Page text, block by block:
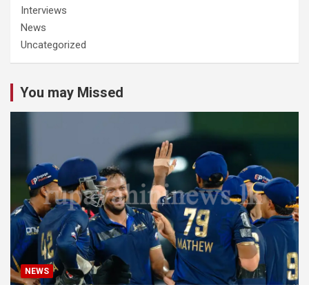
Interviews
News
Uncategorized
You may Missed
NEWS